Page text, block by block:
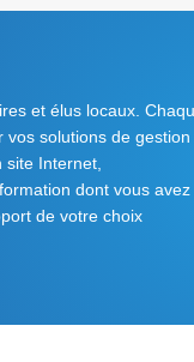
et élus locaux.
vos solutions de gestion
Internet,
dont vous avez
de votre choix